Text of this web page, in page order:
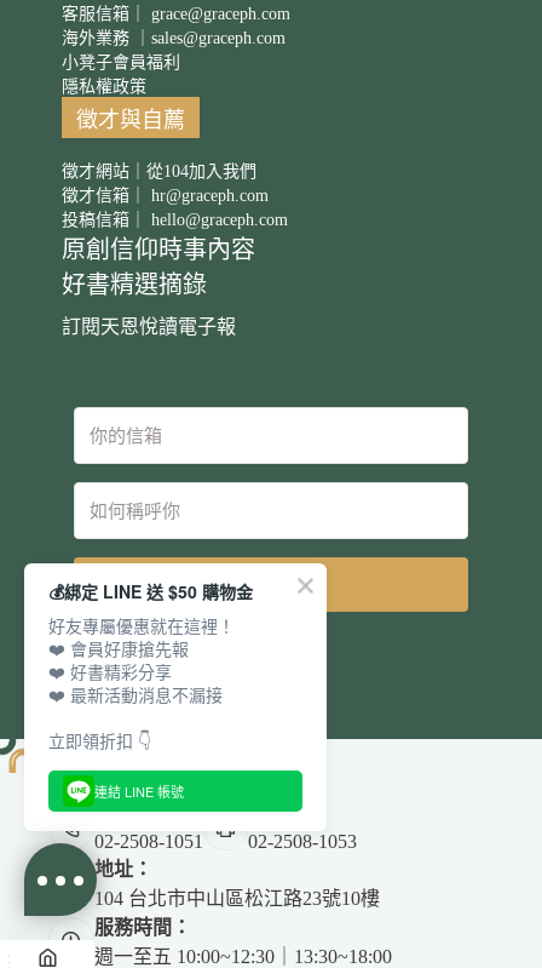
客服信箱｜ grace@graceph.com
海外業務 ｜ sales@graceph.com
小凳子會員福利
隱私權政策
徵才與自薦
徵才網站｜從104加入我們
徵才信箱｜ hr@graceph.com
投稿信箱｜ hello@graceph.com
原創信仰時事內容
好書精選摘錄
訂閱天恩悅讀電子報
立即訂閱
電話：
02-2508-1051
傳真：
02-2508-1053
地址：
104 台北市中山區松江路23號10樓
服務時間：
週一至五 10:00~12:30｜13:30~18:00
💰綁定 LINE 送 $50 購物金
好友專屬優惠就在這裡！
❤️ 會員好康搶先報
❤️ 好書精彩分享
❤️ 最新活動消息不漏接
立即領折扣 👇
連結 LINE 帳號